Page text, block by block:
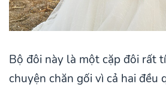
Bộ đôi này là một cặp đôi rất
chuyện chăn gối vì cả hai đều